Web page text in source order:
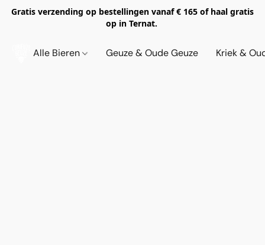
Gratis verzending op bestellingen vanaf € 165 of haal gratis
op in Ternat.
Alle Bieren Geuze & Oude Geuze Kriek &